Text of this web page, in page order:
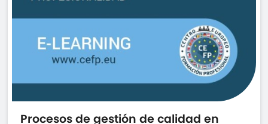
Procesos de gestión de calidad en